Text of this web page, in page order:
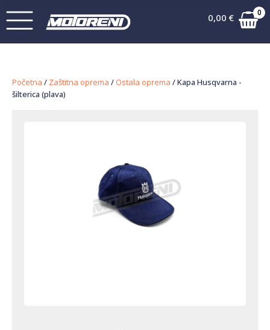
0,00 € 0
Početna / Zaštitna oprema / Ostala oprema / Kapa Husqvarna -
šilterica (plava)